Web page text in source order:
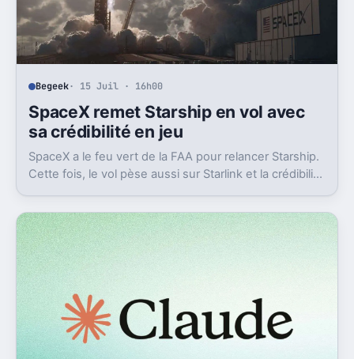
Begeek· 15 Juil · 16h00
SpaceX remet Starship en vol avec
sa crédibilité en jeu
SpaceX a le feu vert de la FAA pour relancer Starship.
Cette fois, le vol pèse aussi sur Starlink et la crédibilité